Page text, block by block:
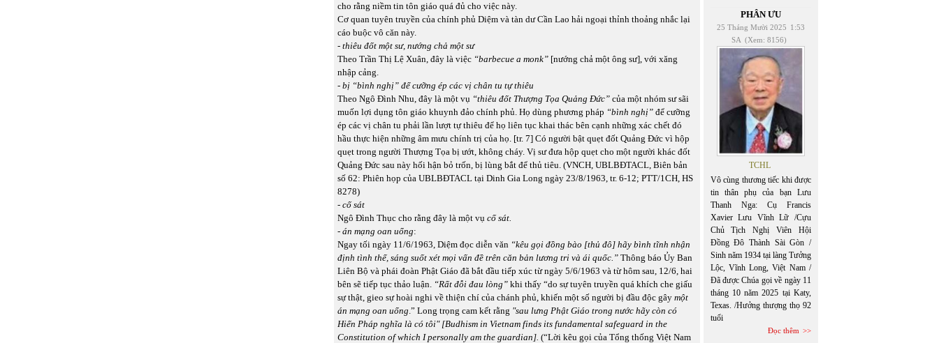
cho rằng niềm tin tôn giáo quá đủ cho việc này.
Cơ quan tuyên truyền của chính phủ Diệm và tàn dư Cần Lao hải ngoại thỉnh thoảng nhắc lại
cáo buộc vô căn này.
- thiêu đốt một sư, nướng chả một sư
Theo Trần Thị Lệ Xuân, đây là việc “barbecue a monk” [nướng chả một ông sư], với xăng
nhập cảng.
- bị “bình nghị” để cưỡng ép các vị chân tu tự thiêu
Theo Ngô Đình Nhu, đây là một vụ “thiêu đốt Thượng Tọa Quảng Đức” của một nhóm sư sãi
muốn lợi dụng tôn giáo khuynh đảo chính phủ. Họ dùng phương pháp “bình nghị” để cưỡng
ép các vị chân tu phải lần lượt tự thiêu để họ liên tục khai thác bên cạnh những xác chết đó
hầu thực hiện những âm mưu chính trị của họ. [tr. 7] Có người bật quẹt đốt Quảng Đức vì hộp
quẹt trong người Thượng Tọa bị ướt, không cháy. Vị sư đưa hộp quẹt cho một người khác đốt
Quảng Đức sau này hối hận bỏ trốn, bị lùng bắt để thủ tiêu. (VNCH, UBLBĐTACL, Biên bản
số 62: Phiên họp của UBLBĐTACL tại Dinh Gia Long ngày 23/8/1963, tr. 6-12; PTT/1CH, HS
8278)
- cố sát
Ngô Đình Thục cho rằng đây là một vụ cố sát.
- án mạng oan uổng:
Ngay tối ngày 11/6/1963, Diệm đọc diễn văn “kêu gọi đồng bào [thủ đô] hãy bình tĩnh nhận
định tình thế, sáng suốt xét mọi vấn đề trên căn bản lương tri và ái quốc.” Thông báo Ủy Ban
Liên Bộ và phái đoàn Phật Giáo đã bắt đầu tiếp xúc từ ngày 5/6/1963 và từ hôm sau, 12/6, hai
bên sẽ tiếp tục thảo luận. “Rất đỗi đau lòng” khi thấy “do sự tuyên truyền quá khích che giấu
sự thật, gieo sự hoài nghi về thiện chí của chánh phủ, khiến một số người bị đầu độc gây một
án mạng oan uổng.” Long trọng cam kết rằng "sau lưng Phật Giáo trong nước hãy còn có
Hiến Pháp nghĩa là có tôi" [Budhism in Vietnam finds its fundamental safeguard in the
Constitution of which I personally am the guardian]. (“Lời kêu gọi của Tổng thống Việt Nam
PHÂN ƯU
25 Tháng Mười 2025 1:53
SA (Xem: 8156)
TCHL
Vô cùng thương tiếc khi được
tin thân phụ của bạn Lưu
Thanh Nga: Cụ Francis
Xavier Lưu Vĩnh Lữ /Cựu
Chủ Tịch Nghị Viên Hội
Đồng Đô Thành Sài Gòn /
Sinh năm 1934 tại làng Tưởng
Lộc, Vĩnh Long, Việt Nam /
Đã được Chúa gọi về ngày 11
tháng 10 năm 2025 tại Katy,
Texas. /Hưởng thượng thọ 92
tuổi
Đọc thêm